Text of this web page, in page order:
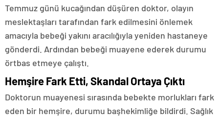
Temmuz günü kucağından düşüren doktor, olayın
meslektaşları tarafından fark edilmesini önlemek
amacıyla bebeği yakını aracılığıyla yeniden hastaneye
gönderdi. Ardından bebeği muayene ederek durumu
örtbas etmeye çalıştı.
Hemşire Fark Etti, Skandal Ortaya Çıktı
Doktorun muayenesi sırasında bebekte morlukları fark
eden bir hemşire, durumu başhekimliğe bildirdi. Sağlık